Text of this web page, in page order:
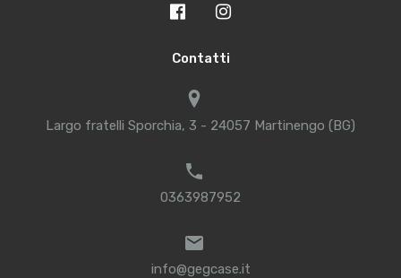
Contatti
Largo fratelli Sporchia, 3 - 24057 Martinengo (BG)
0363987952
info@gegcase.it